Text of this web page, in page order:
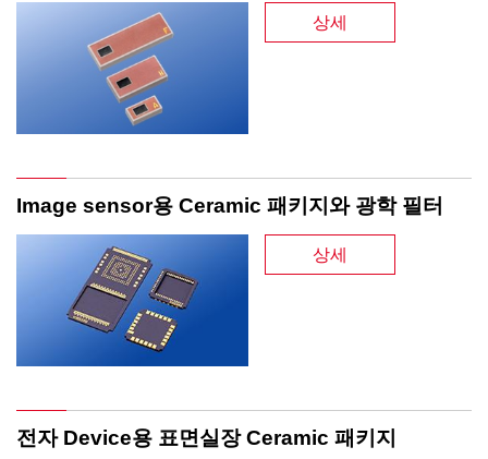
상세
Image sensor용 Ceramic 패키지와 광학 필터
상세
전자 Device용 표면실장 Ceramic 패키지